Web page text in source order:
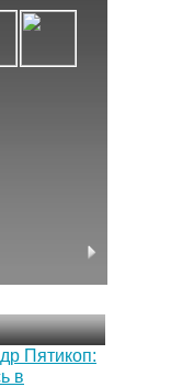
Пятикоп:
в